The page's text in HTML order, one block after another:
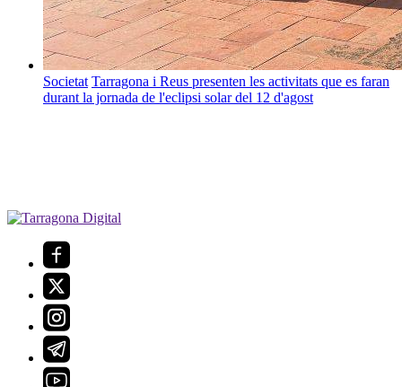
Societat Tarragona i Reus presenten les activitats que es faran
durant la jornada de l'eclipsi solar del 12 d'agost